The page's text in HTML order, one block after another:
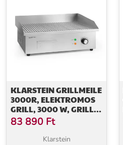
KLARSTEIN GRILLMEILE
3000R, ELEKTROMOS
GRILL, 3000 W, GRILL
LAP, 54,5 X 35 CM,
BORDÁS
83 890 Ft
Klarstein